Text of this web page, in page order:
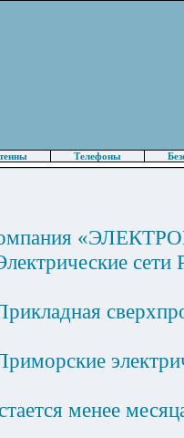
Телефоны
сети
менее